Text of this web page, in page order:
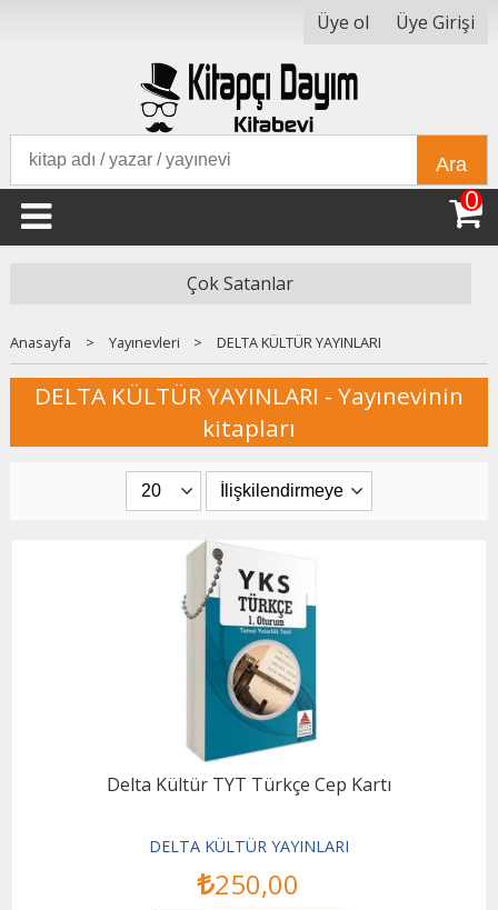
Üye ol Üye Girişi
Ara
0
Çok Satanlar
Anasayfa > Yayınevleri > DELTA KÜLTÜR YAYINLARI
DELTA KÜLTÜR YAYINLARI - Yayınevinin
kitapları
Delta Kültür TYT Türkçe Cep Kartı
DELTA KÜLTÜR YAYINLARI
250,00